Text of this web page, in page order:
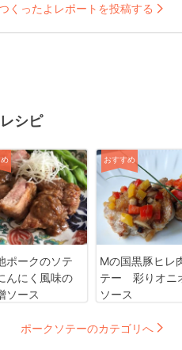
くったよレポートを投稿する
シピ
ポークのソテ
んにく風味の
ソース
おすすめ
Mの国黒豚ヒレ
テー 彩りオニ
ソース
ポークソテーのカテゴリへ